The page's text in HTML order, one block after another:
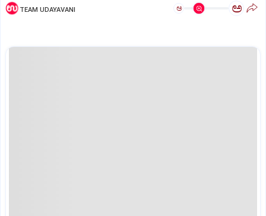
TEAM UDAYAVANI ಅ ಅ